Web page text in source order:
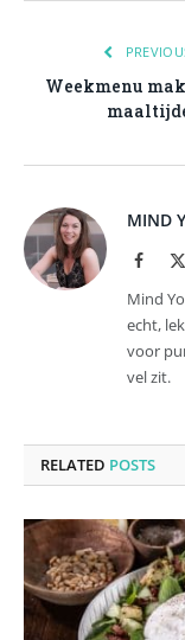
Weekmenu
MIND
Mind
echt,
voor
vel zit.
RELATED POSTS